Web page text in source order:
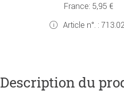
France: 5,95 €
Article n°. :
Description du